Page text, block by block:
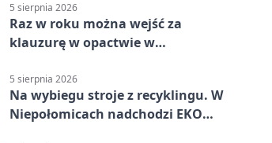
5 sierpnia 2026
Raz w roku można wejść za
klauzurę w opactwie w
5 sierpnia 2026
Na wybiegu stroje z recyklingu. W
Niepołomicach nadchodzi EKO